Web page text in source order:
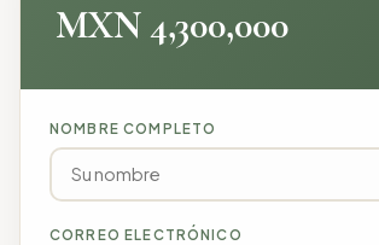
MXN 4,300,000
NOMBRE COMPLETO
CORREO ELECTRÓNICO